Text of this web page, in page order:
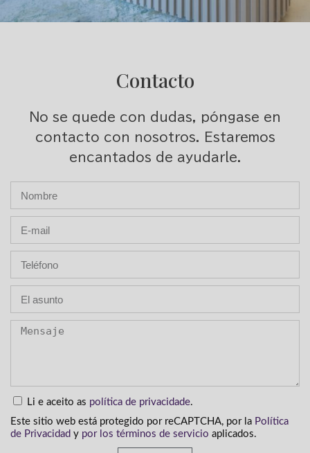
Contacto
No se quede con dudas, póngase en
contacto con nosotros. Estaremos
encantados de ayudarle.
Li e aceito as política de privacidade.
Este sitio web está protegido por reCAPTCHA, por la Política
de Privacidad y por los términos de servicio aplicados.